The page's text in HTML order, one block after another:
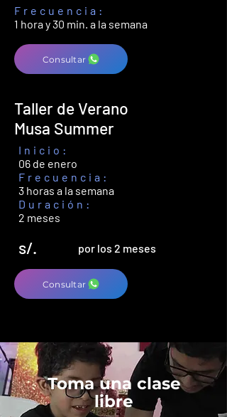
Frecuencia:
1 hora y 30 min. a la semana
Consultar
Taller de Verano
Musa Summer
Inicio:
06 de enero
Frecuencia:
3 horas a la semana
Duración:
2 meses
s/. por los 2 meses
Consultar
Toma una clase
libre